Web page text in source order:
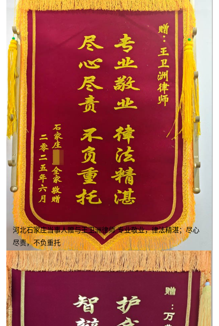
河北石家庄当事人赠与王卫洲律师 专业敬业，律法精湛；尽心
尽责，不负重托